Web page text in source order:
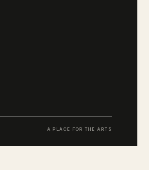
A PLACE FOR THE ARTS